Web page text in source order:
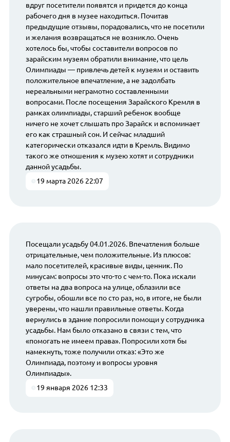
вдруг посетители появятся и придется до конца
рабочего дня в музее находиться. Почитав
предыдущие отзывы, порадовались, что не посетили
и желания возвращаться не возникло. Очень
хотелось бы, чтобы составители вопросов по
зарайским музеям обратили внимание, что цель
Олимпиады — привлечь детей к музеям и оставить
положительное впечатление, а не задолбать
нереальными неграмотно составленными
вопросами. После посещения Зарайского Кремля в
рамках олимпиады, старший ребенок вообще
ничего не хочет слышать про Зарайск и вспоминает
его как страшный сон. И сейчас младший
категорически отказался идти в Кремль. Видимо
такого же отношения к музею хотят и сотрудники
данной усадьбы.
19 марта 2026 22:07
Посещали усадьбу 04.01.2026. Впечатления больше
отрицательные, чем положительные. Из плюсов:
мало посетителей, красивые виды, ценник. По
минусам: вопросы это что-то с чем-то. Пока искали
ответы на два вопроса на улице, облазили все
сугробы, обошли все по сто раз, но, в итоге, не были
уверены, что нашли правильные ответы. Когда
вернулись в здание попросили помощи у сотрудника
усадьбы. Нам было отказано в связи с тем, что
«помогать не имеем права». Попросили хотя бы
намекнуть, тоже получили отказ: «Это же
Олимпиада, поэтому и вопросы уровня
Олимпиады».
19 января 2026 12:33